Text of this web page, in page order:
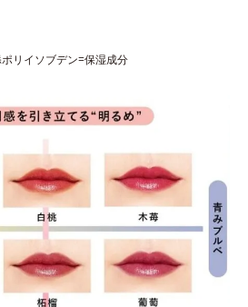
リイソブデン=保湿成分